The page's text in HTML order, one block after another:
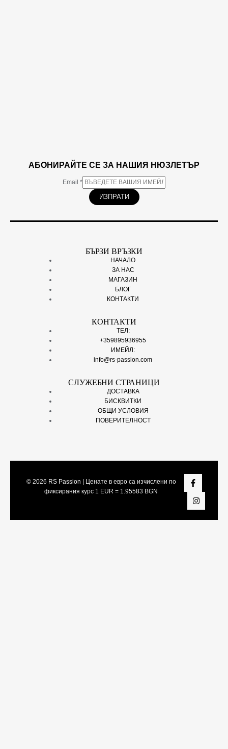
АБОНИРАЙТЕ СЕ ЗА НАШИЯ НЮЗЛЕТЪР
Email *
ИЗПРАТИ
БЪРЗИ ВРЪЗКИ
НАЧАЛО
ЗА НАС
МАГАЗИН
БЛОГ
КОНТАКТИ
КОНТАКТИ
ТЕЛ:
+359895936955
ИМЕЙЛ:
info@rs-passion.com
СЛУЖЕБНИ СТРАНИЦИ
ДОСТАВКА
БИСКВИТКИ
ОБЩИ УСЛОВИЯ
ПОВЕРИТЕЛНОСТ
© 2026 RS Passion | Ценате в евро са изчислени по
фиксирания курс 1 EUR = 1.95583 BGN